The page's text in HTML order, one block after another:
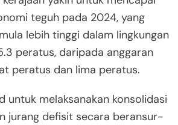
teguh pada 2024, yang
lebih tinggi dalam lingkungan
peratus, daripada anggaran
peratus dan lima peratus.
untuk melaksanakan konsolidasi
jurang defisit secara beransur-